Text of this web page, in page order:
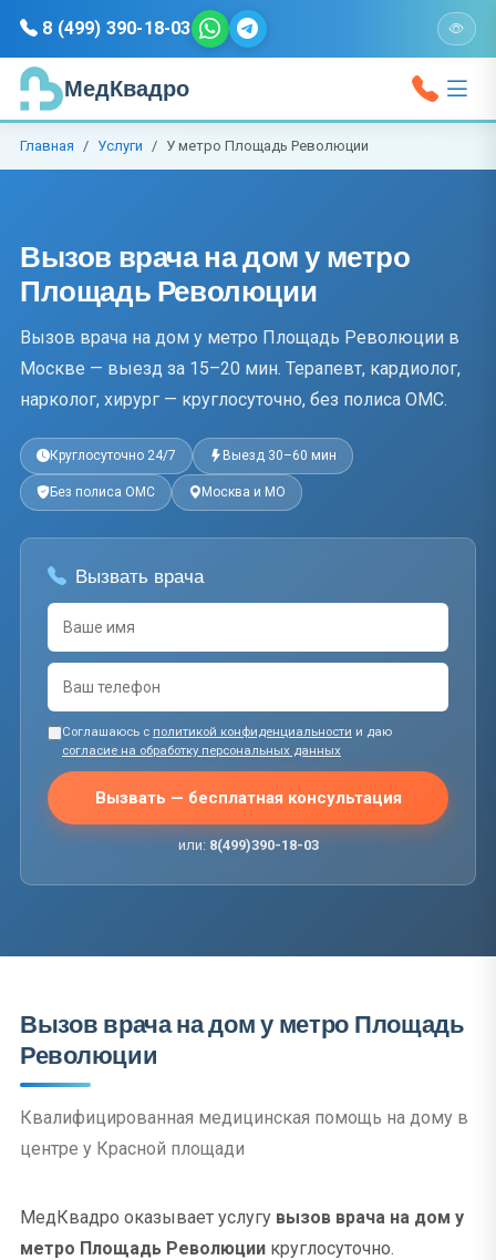
8 (499) 390-18-03
МедКвадро
Главная Услуги У метро Площадь Революции
Вызов врача на дом у метро
Площадь Революции
Вызов врача на дом у метро Площадь Революции в
Москве — выезд за 15–20 мин. Терапевт, кардиолог,
нарколог, хирург — круглосуточно, без полиса ОМС.
Круглосуточно 24/7 Выезд 30–60 мин
Без полиса ОМС Москва и МО
Вызвать врача
Соглашаюсь с политикой конфиденциальности и даю
согласие на обработку персональных данных
Вызвать — бесплатная консультация
или: 8(499)390-18-03
Вызов врача на дом у метро Площадь
Революции
Квалифицированная медицинская помощь на дому в
центре у Красной площади
МедКвадро оказывает услугу вызов врача на дом у
метро Площадь Революции круглосуточно.